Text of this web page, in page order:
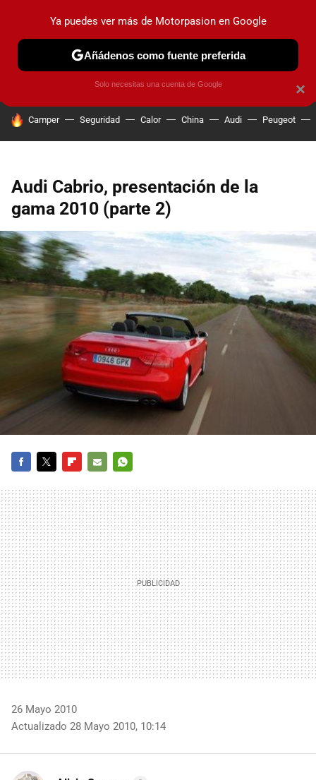
PRUEBAS COCHES ELÉCTRICOS OBSERVATORIO
HOY SE HABLA DE
Camper Seguridad Calor China Audi Peugeot
Audi Cabrio, presentación de la
gama 2010 (parte 2)
MAIL
26 Mayo 2010
Actualizado 28 Mayo 2010, 10:14
×
Ya puedes ver más de Motorpasion en Google
Añádenos como fuente preferida
Solo necesitas una cuenta de Google